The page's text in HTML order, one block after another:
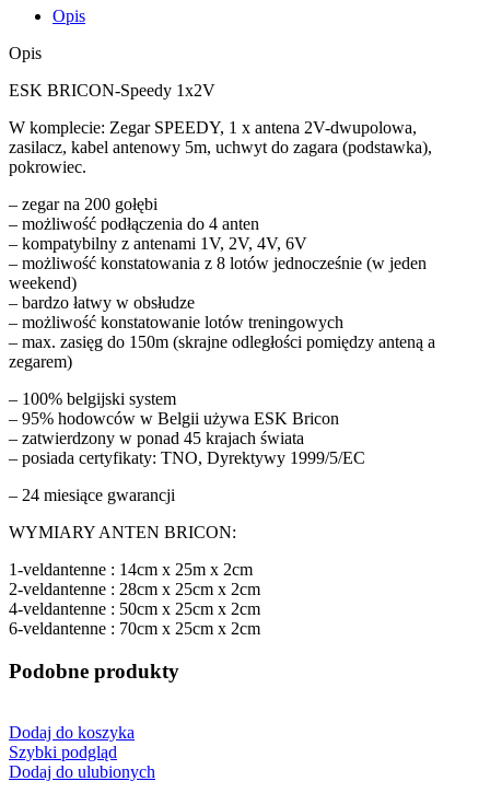
Opis
Opis
ESK BRICON-Speedy 1x2V
W komplecie: Zegar SPEEDY, 1 x antena 2V-dwupolowa,
zasilacz, kabel antenowy 5m, uchwyt do zagara (podstawka),
pokrowiec.
– zegar na 200 gołębi
– możliwość podłączenia do 4 anten
– kompatybilny z antenami 1V, 2V, 4V, 6V
– możliwość konstatowania z 8 lotów jednocześnie (w jeden
weekend)
– bardzo łatwy w obsłudze
– możliwość konstatowanie lotów treningowych
– max. zasięg do 150m (skrajne odległości pomiędzy anteną a
zegarem)
– 100% belgijski system
– 95% hodowców w Belgii używa ESK Bricon
– zatwierdzony w ponad 45 krajach świata
– posiada certyfikaty: TNO, Dyrektywy 1999/5/EC
– 24 miesiące gwarancji
WYMIARY ANTEN BRICON:
1-veldantenne : 14cm x 25m x 2cm
2-veldantenne : 28cm x 25cm x 2cm
4-veldantenne : 50cm x 25cm x 2cm
6-veldantenne : 70cm x 25cm x 2cm
Podobne produkty
Dodaj do koszyka
Szybki podgląd
Dodaj do ulubionych